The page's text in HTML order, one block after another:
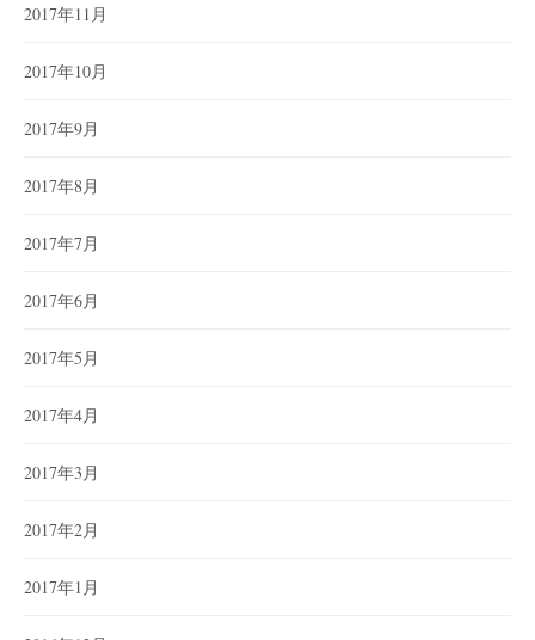
2017年11月
2017年10月
2017年9月
2017年8月
2017年7月
2017年6月
2017年5月
2017年4月
2017年3月
2017年2月
2017年1月